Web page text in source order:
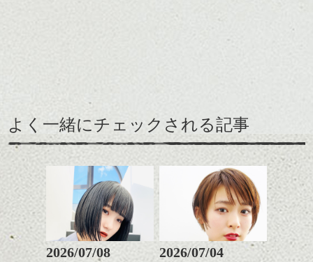
ミニボブ/抜け感ショート/バ
披露宴会場がここなので、お花がたくさん
運び込まれてきます。
当日はバタバタなので私があまり写真を撮
れる時間がないので1枚だけですが。
お色直しのドレスショットです。
ちょっと短い丈のドレスと赤のパンプスと
ブーケがとても可愛かったです。
ヘアーもホントはロングの方ですが、ドレ
ら知り合いのジュエリーデザイナーのエム
よく一緒にチェックされる記事
2026/07/08 2026/07/04